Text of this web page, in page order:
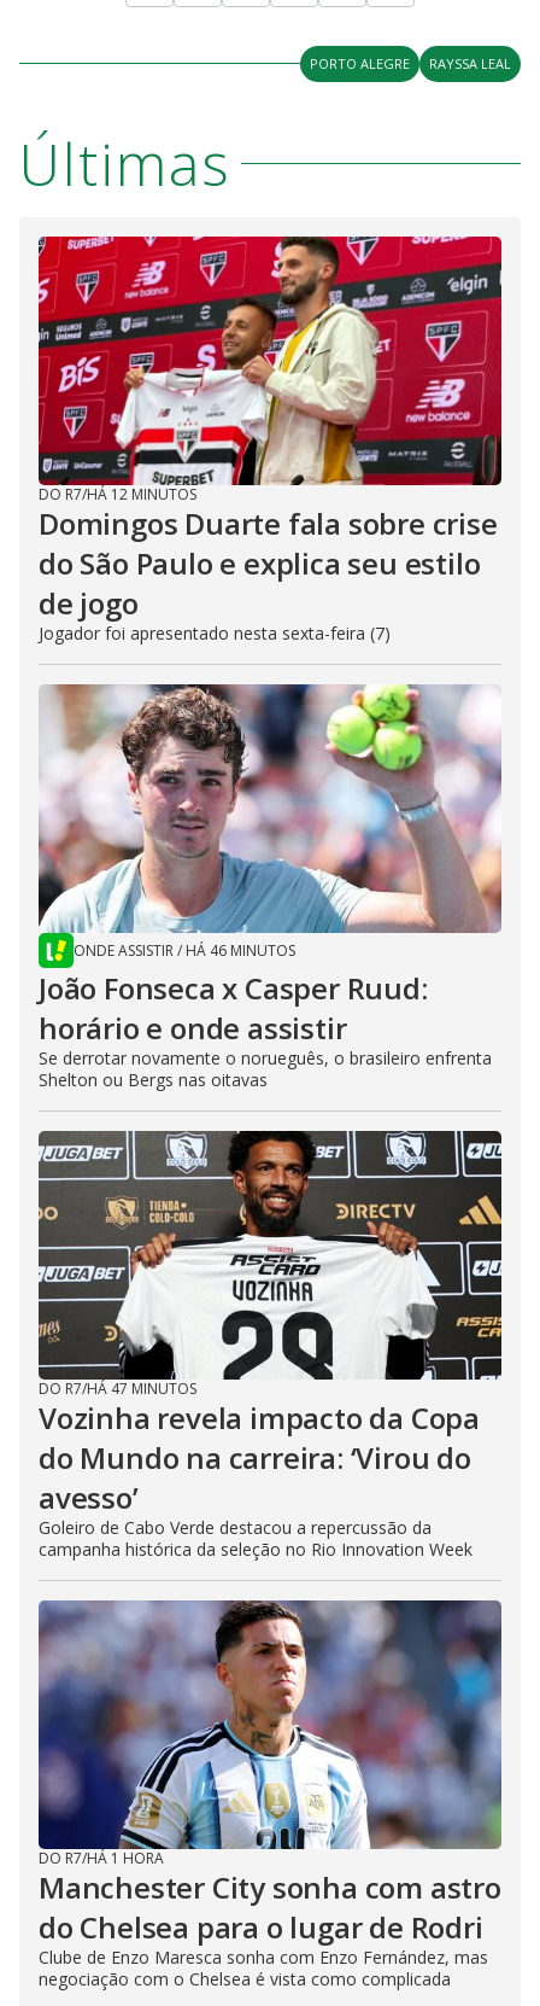
PORTO ALEGRE RAYSSA LEAL
Últimas
DO R7/HÁ 12 MINUTOS
Domingos Duarte fala sobre crise
do São Paulo e explica seu estilo
de jogo
Jogador foi apresentado nesta sexta-feira (7)
ONDE ASSISTIR/ HÁ 46 MINUTOS
João Fonseca x Casper Ruud:
horário e onde assistir
Se derrotar novamente o norueguês, o brasileiro enfrenta
Shelton ou Bergs nas oitavas
DO R7/HÁ 47 MINUTOS
Vozinha revela impacto da Copa
do Mundo na carreira: ‘Virou do
avesso’
Goleiro de Cabo Verde destacou a repercussão da
campanha histórica da seleção no Rio Innovation Week
DO R7/HÁ 1 HORA
Manchester City sonha com astro
do Chelsea para o lugar de Rodri
Clube de Enzo Maresca sonha com Enzo Fernández, mas
negociação com o Chelsea é vista como complicada